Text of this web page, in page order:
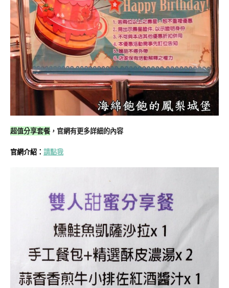
超值分享套餐，官網有更多詳細的內容
官網介紹： 請點我